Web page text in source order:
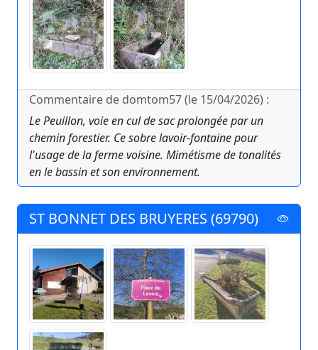
Commentaire de domtom57 (le 15/04/2026) :
Le Peuillon, voie en cul de sac prolongée par un
chemin forestier. Ce sobre lavoir-fontaine pour
l'usage de la ferme voisine. Mimétisme de tonalités
en le bassin et son environnement.
ST BONNET DES BRUYERES (69790)